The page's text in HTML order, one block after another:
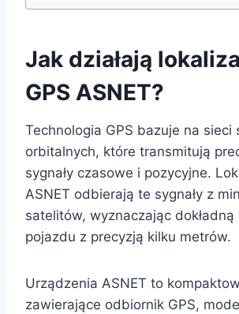
Jak działają
GPS ASNET?
Technologia GPS bazuje na sieci
orbitalnych, które transmitują
sygnały czasowe i pozycyjne.
ASNET odbierają te sygnały z
satelitów, wyznaczając dokładną
pojazdu z precyzją kilku metrów.
Urządzenia ASNET to
zawierające odbiornik GPS,